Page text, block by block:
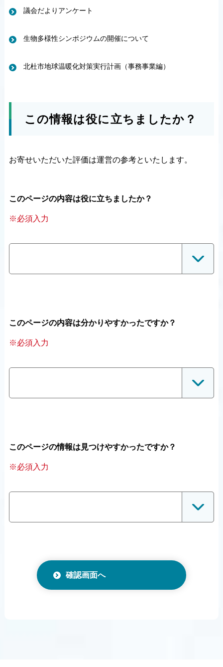
議会だよりアンケート
生物多様性シンポジウムの開催について
北杜市地球温暖化対策実行計画（事務事業編）
この情報は役に立ちましたか？
お寄せいただいた評価は運営の参考といたします。
このページの内容は役に立ちましたか？
※必須入力
このページの内容は分かりやすかったですか？
※必須入力
このページの情報は見つけやすかったですか？
※必須入力